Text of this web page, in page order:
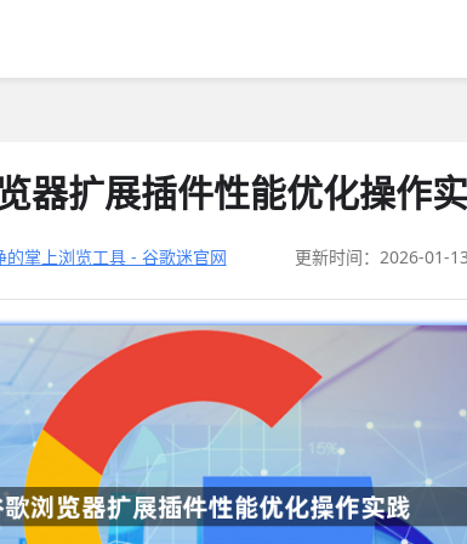
器扩展插件性能优化操作
的掌上浏览工具 - 谷歌迷官网 更新时间：2026-01-